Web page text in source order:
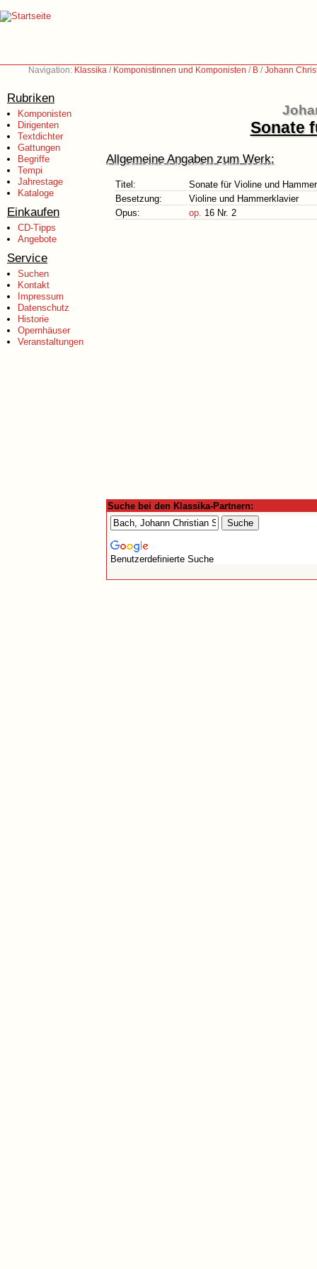
Navigation: Klassika / Komponistinnen und Komponisten / B /Johann
Rubriken
Komponisten
Dirigenten
Textdichter
Gattungen
Begriffe
Tempi
Jahrestage
Kataloge
Einkaufen
CD-Tipps
Angebote
Service
Suchen
Kontakt
Impressum
Datenschutz
Historie
Opernhäuser
Veranstaltungen
Sonate
Allgemeine Angaben zum Werk:
Titel:
Sonate für Violine und
Besetzung:
Violine und Hammerklavier
Opus:
op. 16 Nr. 2
Suche bei den Klassika-Partnern:
Benutzerdefinierte Suche